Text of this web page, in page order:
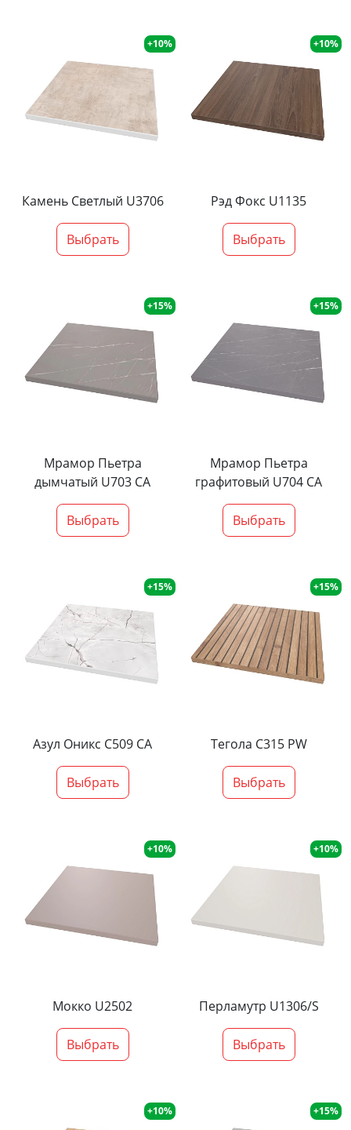
+10%
Камень Светлый U3706
Выбрать
+10%
Рэд Фокс U1135
Выбрать
+15%
Мрамор Пьетра
дымчатый U703 CA
Выбрать
+15%
Мрамор Пьетра
графитовый U704 CA
Выбрать
+15%
Азул Оникс С509 СА
Выбрать
+15%
Тегола С315 PW
Выбрать
+10%
Мокко U2502
Выбрать
+10%
Перламутр U1306/S
Выбрать
+10% +15%